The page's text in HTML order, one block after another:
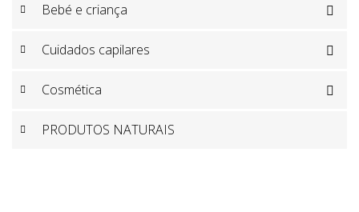
Bebé e criança 
Cuidados capilares 
Cosmética 
PRODUTOS NATURAIS